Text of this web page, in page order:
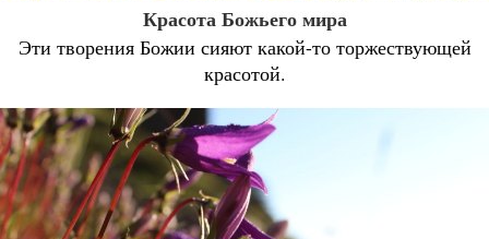
Красота Божьего мира
Эти творения Божии сияют какой-то торжествующей
красотой.